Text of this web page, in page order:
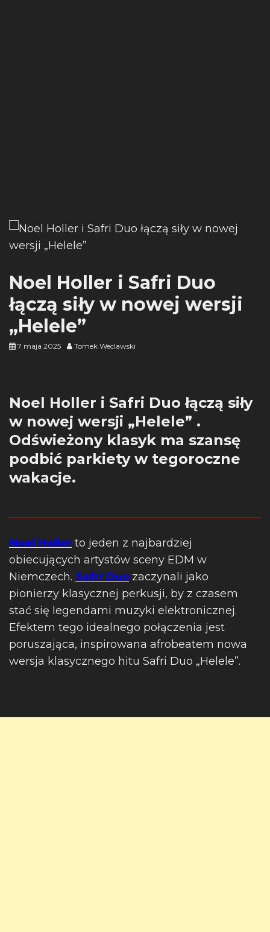
Noel Holler i Safri Duo
łączą siły w nowej wersji
„Helele”
7 maja 2025 Tomek Weclawski
Noel Holler i Safri Duo łączą siły
w nowej wersji „Helele” .
Odświeżony klasyk ma szansę
podbić parkiety w tegoroczne
wakacje.
Noel Holler to jeden z najbardziej
obiecujących artystów sceny EDM w
Niemczech. Safri Duo zaczynali jako
pionierzy klasycznej perkusji, by z czasem
stać się legendami muzyki elektronicznej.
Efektem tego idealnego połączenia jest
poruszająca, inspirowana afrobeatem nowa
wersja klasycznego hitu Safri Duo „Helele”.